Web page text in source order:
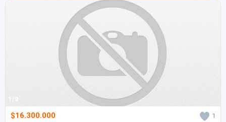
1/8
$16.300.000
1